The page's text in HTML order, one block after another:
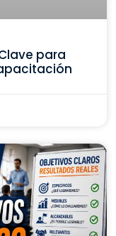
para